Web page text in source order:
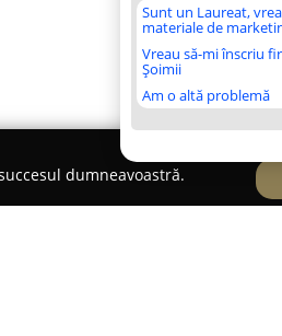
Sunt un Laureat,
materiale de
Vreau să-mi înscriu
Șoimii
Am o altă problemă
dumneavoastră.